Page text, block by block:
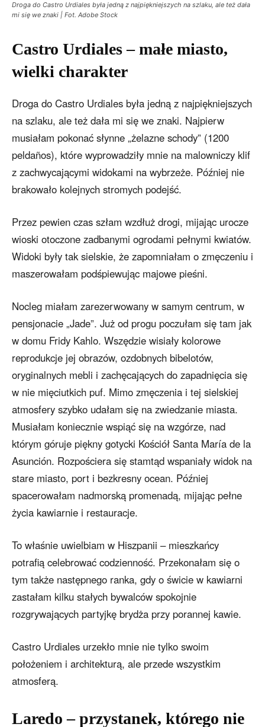
Droga do Castro Urdiales była jedną z najpiękniejszych na szlaku, ale też dała
mi się we znaki | Fot. Adobe Stock
Castro Urdiales – małe miasto,
wielki charakter
Droga do Castro Urdiales była jedną z najpiękniejszych
na szlaku, ale też dała mi się we znaki. Najpierw
musiałam pokonać słynne „żelazne schody” (1200
peldaños), które wyprowadziły mnie na malowniczy klif
z zachwycającymi widokami na wybrzeże. Później nie
brakowało kolejnych stromych podejść.
Przez pewien czas szłam wzdłuż drogi, mijając urocze
wioski otoczone zadbanymi ogrodami pełnymi kwiatów.
Widoki były tak sielskie, że zapomniałam o zmęczeniu i
maszerowałam podśpiewując majowe pieśni.
Nocleg miałam zarezerwowany w samym centrum, w
pensjonacie „Jade”. Już od progu poczułam się tam jak
w domu Fridy Kahlo. Wszędzie wisiały kolorowe
reprodukcje jej obrazów, ozdobnych bibelotów,
oryginalnych mebli i zachęcających do zapadnięcia się
w nie mięciutkich puf. Mimo zmęczenia i tej sielskiej
atmosfery szybko udałam się na zwiedzanie miasta.
Musiałam koniecznie wspiąć się na wzgórze, nad
którym góruje piękny gotycki Kościół Santa María de la
Asunción. Rozpościera się stamtąd wspaniały widok na
stare miasto, port i bezkresny ocean. Później
spacerowałam nadmorską promenadą, mijając pełne
życia kawiarnie i restauracje.
To właśnie uwielbiam w Hiszpanii – mieszkańcy
potrafią celebrować codzienność. Przekonałam się o
tym także następnego ranka, gdy o świcie w kawiarni
zastałam kilku stałych bywalców spokojnie
rozgrywających partyjkę brydża przy porannej kawie.
Castro Urdiales urzekło mnie nie tylko swoim
położeniem i architekturą, ale przede wszystkim
atmosferą.
Laredo – przystanek, którego nie